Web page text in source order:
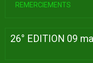
REMERCIEMENTS
26° EDITION 09